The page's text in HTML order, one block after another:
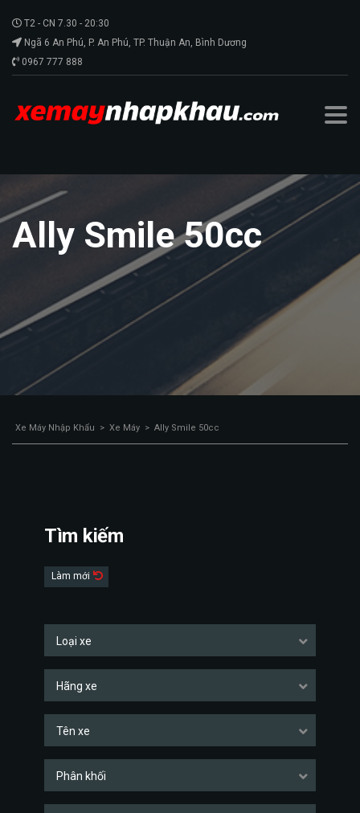
T2 - CN 7.30 - 20:30
Ngã 6 An Phú, P. An Phú, TP. Thuận An, Bình Dương
0967 777 888
Ally Smile 50cc
Xe Máy Nhập Khẩu > Xe Máy > Ally Smile 50cc
Tìm kiếm
Làm mới
Loại xe
Hãng xe
Tên xe
Phân khối